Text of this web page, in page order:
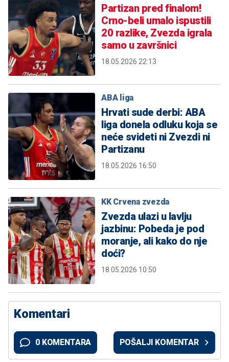
Partizan pred finalom!
Crno-beli umalo ispustili
20 razlike, Zvezda igrala
samo u završnici
18.05.2026 22:13
ABA liga
Hrvati sude derbi: ABA
liga donela odluku koja se
neće svideti ni Zvezdi ni
Partizanu
18.05.2026 16:50
KK Crvena zvezda
Zvezda ulazi u lavlju
jazbinu: Pobeda je pod
moranje, ali kako do nje
doći?
18.05.2026 10:50
Komentari
0 KOMENTARA POŠALJI KOMENTAR